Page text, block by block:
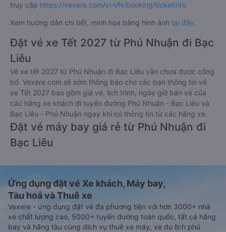
truy cập https://vexere.com/vi-VN/booking/ticketinfo
Xem hướng dẫn chi tiết, minh họa bằng hình ảnh tại đây.
Đặt vé xe Tết 2027 từ Phú Nhuận đi Bạc
Liêu
Vé xe tết 2027 từ Phú Nhuận đi Bạc Liêu vẫn chưa được công
bố. Vexere.com sẽ sớm thông báo cho các bạn thông tin vé
xe Tết 2027 bao gồm giá vé, lịch trình, ngày giờ bán vé của
các hãng xe khách đi tuyến đường Phú Nhuận - Bạc Liêu và
Bạc Liêu - Phú Nhuận ngay khi có thông tin từ các hãng xe.
Đặt vé máy bay giá rẻ từ Phú Nhuận đi
Bạc Liêu
Ứng dụng đặt vé Xe khách, Máy bay,
Tàu hoả và Thuê xe
Vexere - ứng dụng đặt vé đa phương tiện với hơn 3000+ nhà
xe chất lượng cao, 5000+ tuyến đường toàn quốc, tất cả hãng
bay và hãng tàu cùng dịch vụ thuê xe máy, xe du lịch phủ